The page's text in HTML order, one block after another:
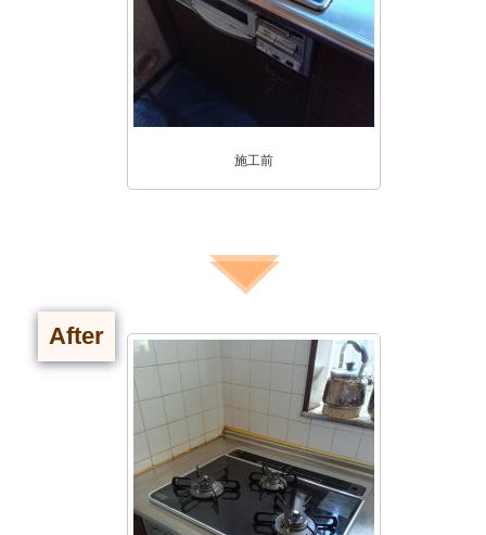
施工前
After